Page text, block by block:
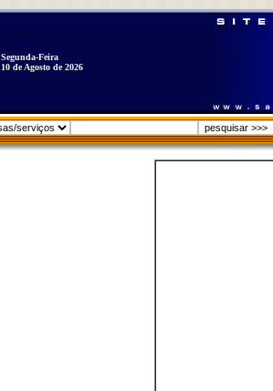
Segunda-Feira
10 de Agosto de 2026